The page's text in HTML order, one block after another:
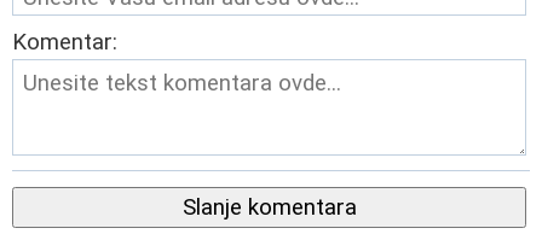
Komentar:
Slanje komentara